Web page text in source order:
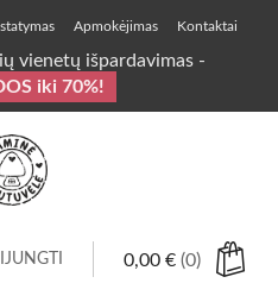
Apmokėjimas Kontaktai
vienetų išpardavimas -
iki 70%!
0,00 € (0)